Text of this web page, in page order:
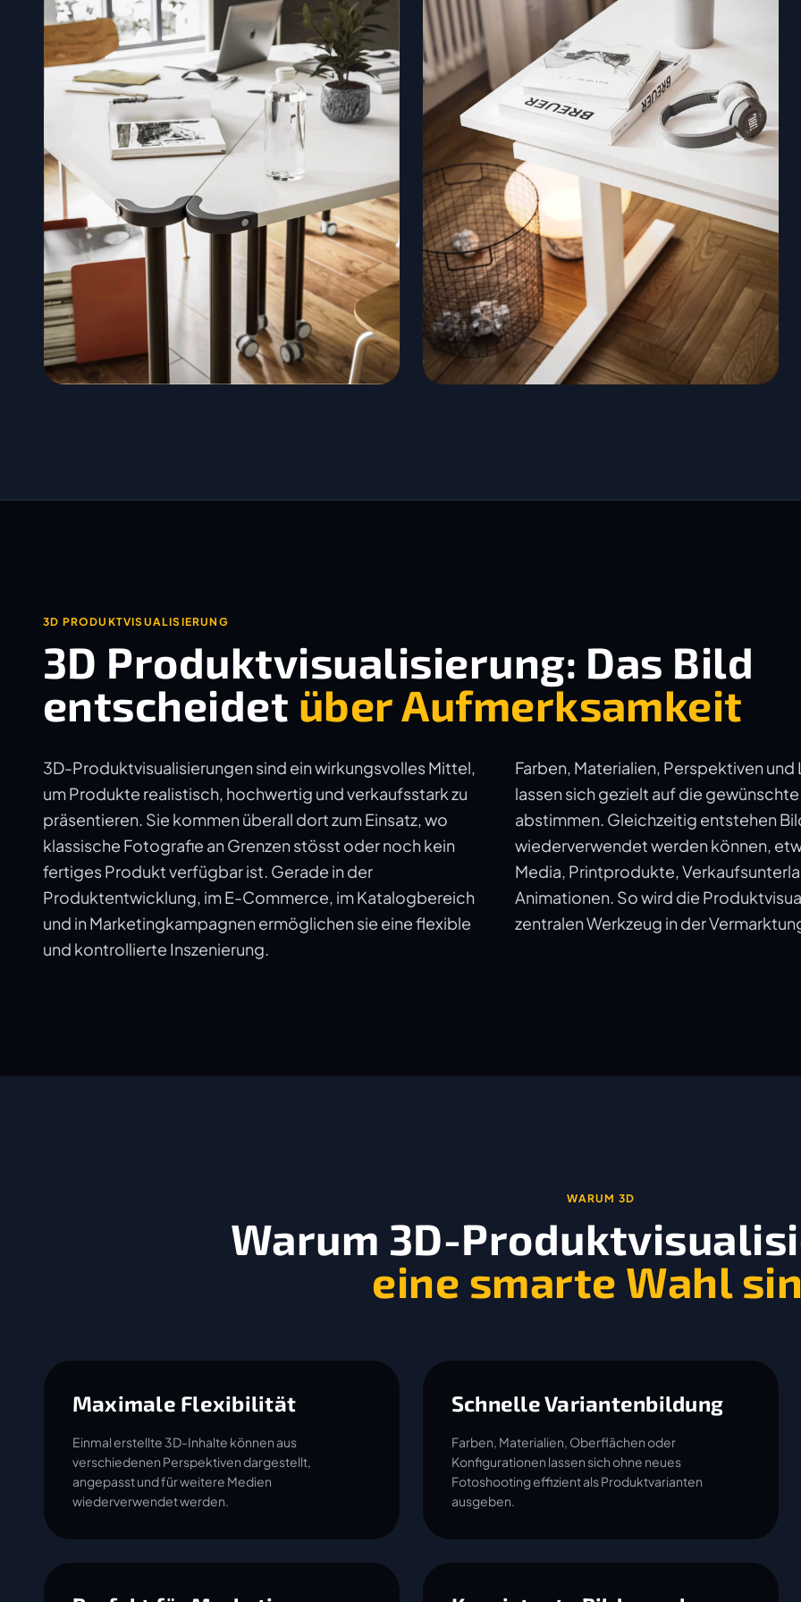
3D PRODUKTVISUALISIERUNG
3D Produktvisualisierung: Das Bild
entscheidet über Aufmerksamkeit
3D-Produktvisualisierungen sind ein wirkungsvolles Mittel,
um Produkte realistisch, hochwertig und verkaufsstark zu
präsentieren. Sie kommen überall dort zum Einsatz, wo
klassische Fotografie an Grenzen stösst oder noch kein
fertiges Produkt verfügbar ist. Gerade in der
Produktentwicklung, im E-Commerce, im Katalogbereich
und in Marketingkampagnen ermöglichen sie eine flexible
und kontrollierte Inszenierung.
Farben, Materialien, Perspektiven
lassen sich gezielt auf die
abstimmen. Gleichzeitig entstehen
wiederverwendet werden können,
Media, Printprodukte,
Animationen. So wird die
zentralen Werkzeug in der
WARUM 3D
Warum 3D-
eine smarte Wahl
Maximale Flexibilität
Einmal erstellte 3D-Inhalte können aus
verschiedenen Perspektiven dargestellt,
angepasst und für weitere Medien
wiederverwendet werden.
Schnelle Variantenbildung
Farben, Materialien, Oberflächen oder
Konfigurationen lassen sich ohne neues
Fotoshooting effizient als Produktvarianten
ausgeben.